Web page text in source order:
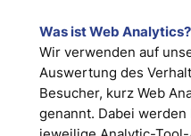
Was ist Web Analytics?
Wir verwenden auf
Auswertung des
Besucher, kurz Web
genannt. Dabei